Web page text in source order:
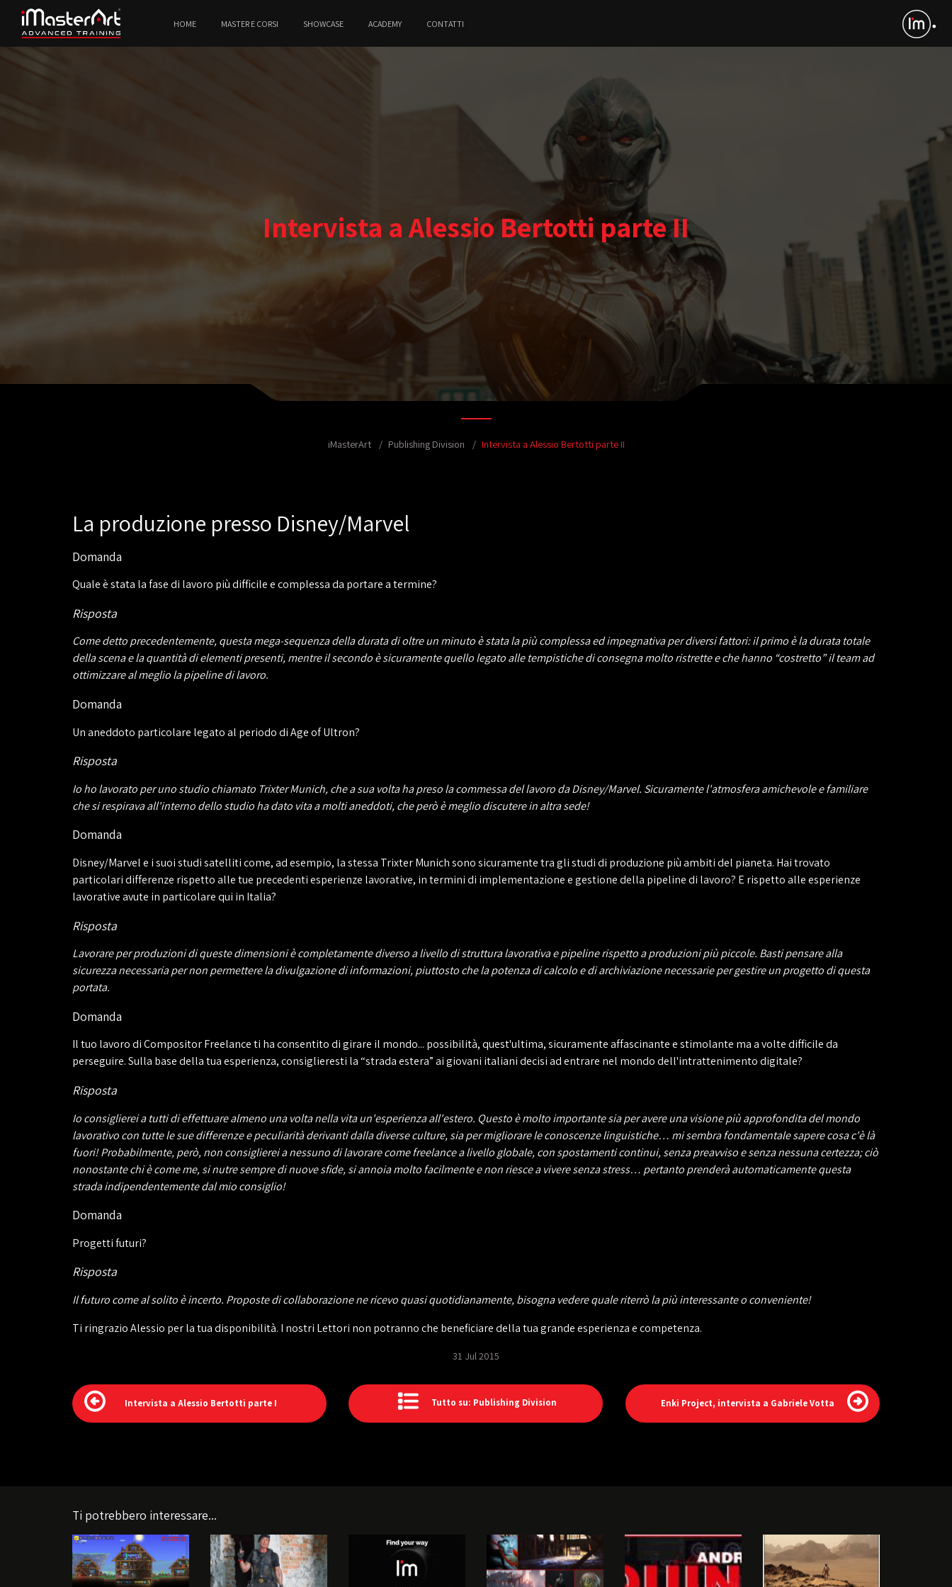
HOME MASTER E CORSI SHOWCASE ACADEMY CONTATTI
Intervista a Alessio Bertotti parte II
iMasterArt Publishing Division Intervista a Alessio Bertotti parte II
La produzione presso Disney/Marvel
Domanda
Quale è stata la fase di lavoro più difficile e complessa da portare a termine?
Risposta
Come detto precedentemente, questa mega-sequenza della durata di oltre un minuto è stata la più complessa ed impegnativa per diversi fattori: il primo è la durata totale
della scena e la quantità di elementi presenti, mentre il secondo è sicuramente quello legato alle tempistiche di consegna molto ristrette e che hanno “costretto” il team ad
ottimizzare al meglio la pipeline di lavoro.
Domanda
Un aneddoto particolare legato al periodo di Age of Ultron?
Risposta
Io ho lavorato per uno studio chiamato Trixter Munich, che a sua volta ha preso la commessa del lavoro da Disney/Marvel. Sicuramente l'atmosfera amichevole e familiare
che si respirava all'interno dello studio ha dato vita a molti aneddoti, che però è meglio discutere in altra sede!
Domanda
Disney/Marvel e i suoi studi satelliti come, ad esempio, la stessa Trixter Munich sono sicuramente tra gli studi di produzione più ambiti del pianeta. Hai trovato
particolari differenze rispetto alle tue precedenti esperienze lavorative, in termini di implementazione e gestione della pipeline di lavoro? E rispetto alle esperienze
lavorative avute in particolare qui in Italia?
Risposta
Lavorare per produzioni di queste dimensioni è completamente diverso a livello di struttura lavorativa e pipeline rispetto a produzioni più piccole. Basti pensare alla
sicurezza necessaria per non permettere la divulgazione di informazioni, piuttosto che la potenza di calcolo e di archiviazione necessarie per gestire un progetto di questa
portata.
Domanda
Il tuo lavoro di Compositor Freelance ti ha consentito di girare il mondo... possibilità, quest'ultima, sicuramente affascinante e stimolante ma a volte difficile da
perseguire. Sulla base della tua esperienza, consiglieresti la “strada estera” ai giovani italiani decisi ad entrare nel mondo dell'intrattenimento digitale?
Risposta
Io consiglierei a tutti di effettuare almeno una volta nella vita un'esperienza all'estero. Questo è molto importante sia per avere una visione più approfondita del mondo
lavorativo con tutte le sue differenze e peculiarità derivanti dalla diverse culture, sia per migliorare le conoscenze linguistiche… mi sembra fondamentale sapere cosa c'è là
fuori! Probabilmente, però, non consiglierei a nessuno di lavorare come freelance a livello globale, con spostamenti continui, senza preavviso e senza nessuna certezza; ciò
nonostante chi è come me, si nutre sempre di nuove sfide, si annoia molto facilmente e non riesce a vivere senza stress… pertanto prenderà automaticamente questa
strada indipendentemente dal mio consiglio!
Domanda
Progetti futuri?
Risposta
Il futuro come al solito è incerto. Proposte di collaborazione ne ricevo quasi quotidianamente, bisogna vedere quale riterrò la più interessante o conveniente!
Ti ringrazio Alessio per la tua disponibilità. I nostri Lettori non potranno che beneficiare della tua grande esperienza e competenza.
31 Jul 2015
Intervista a Alessio Bertotti parte I Tutto su: Publishing Division Enki Project, intervista a Gabriele Votta
Ti potrebbero interessare...